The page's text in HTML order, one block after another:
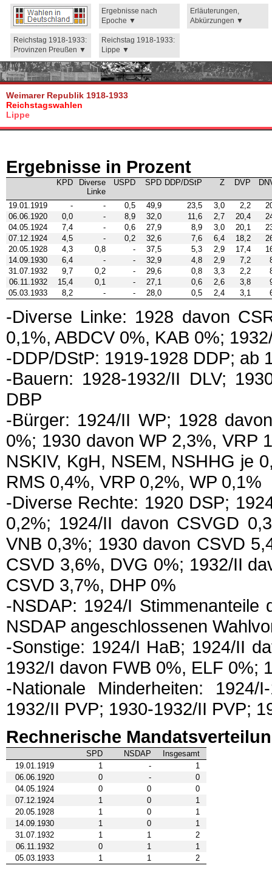
Ergebnisse nach
Epoche
Erläuterungen,
Abkürzungen
Reichstag 1918-1933:
Provinzen Preußen
Reichstag 1918-1933:
Lippe
Weimarer Republik 1918-1933
Reichstagswahlen
Lippe
Ergebnisse in Prozent
KPD
Diverse
Linke
USPD SPD DDP/DStP Z DVP
19.01.1919 - - 0,5 49,9 23,5 3,0 2,2
06.06.1920
0,0 - 8,9 32,0 11,6 2,7 20,4
04.05.1924
7,4 - 0,6 27,9 8,9 3,0 20,1
07.12.1924
4,5 - 0,2 32,6 7,6 6,4 18,2
20.05.1928
4,3 0,8 - 37,5 5,3 2,9 17,4
14.09.1930
6,4 - - 32,9 4,8 2,9 7,2
31.07.1932
9,7 0,2 - 29,6 0,8 3,3 2,2
06.11.1932
15,4 0,1 - 27,1 0,6 2,6 3,8
05.03.1933
8,2 - - 28,0 0,5 2,4 3,1
-Diverse Linke: 1928 davon
0,1%, ABDCV 0%, KAB 0%;
-DDP/DStP: 1919-1928 DDP; ab
-Bauern: 1928-1932/II DLV;
DBP
-Bürger: 1924/II WP; 1928
0%; 1930 davon WP 2,3%, VRP
NSKIV, KgH, NSEM, NSHHG je
RMS 0,4%, VRP 0,2%, WP 0,1%
-Diverse Rechte: 1920 DSP;
0,2%; 1924/II davon CSVGD
VNB 0,3%; 1930 davon CSVD
CSVD 3,6%, DVG 0%; 1932/II
CSVD 3,7%, DHP 0%
-NSDAP: 1924/I
NSDAP angeschlossenen
-Sonstige: 1924/I HaB; 1924/II
1932/I davon FWB 0%, ELF 0%;
-Nationale Minderheiten:
1932/II PVP; 1930-1932/II PVP;
Rechnerische
SPD NSDAP
Insgesamt
19.01.1919
1 -
1
06.06.1920
0 -
0
04.05.1924
0 0
0
07.12.1924
1 0
1
20.05.1928
1 0
1
14.09.1930
1 0
1
31.07.1932
1 1
2
06.11.1932
0 1
1
05.03.1933
1 1 2